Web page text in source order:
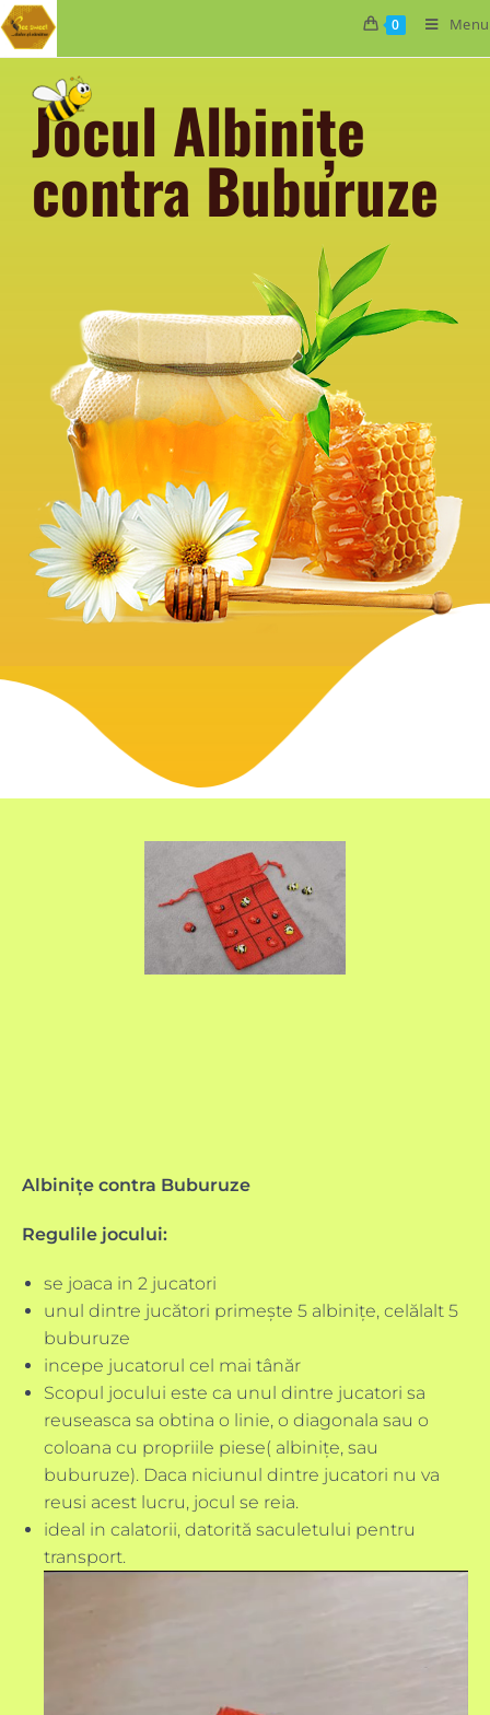
0 Menu
Jocul Albinițe
contra Buburuze
Albinițe contra Buburuze
Regulile jocului:
se joaca in 2 jucatori
unul dintre jucători primește 5 albinițe, celălalt 5
buburuze
incepe jucatorul cel mai tânăr
Scopul jocului este ca unul dintre jucatori sa
reuseasca sa obtina o linie, o diagonala sau o
coloana cu propriile piese( albinițe, sau
buburuze). Daca niciunul dintre jucatori nu va
reusi acest lucru, jocul se reia.
ideal in calatorii, datorită saculetului pentru
transport.